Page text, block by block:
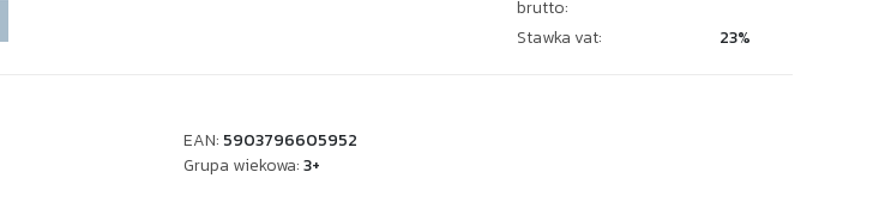
brutto:
Stawka vat: 23%
EAN: 5903796605952
Grupa wiekowa:3+